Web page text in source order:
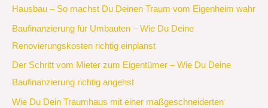
Hausbau – So machst Du Deinen Traum vom Eigenheim wahr
Baufinanzierung für Umbauten – Wie Du Deine
Renovierungskosten richtig einplanst
Der Schritt vom Mieter zum Eigentümer – Wie Du Deine
Baufinanzierung richtig angehst
Wie Du Dein Traumhaus mit einer maßgeschneiderten